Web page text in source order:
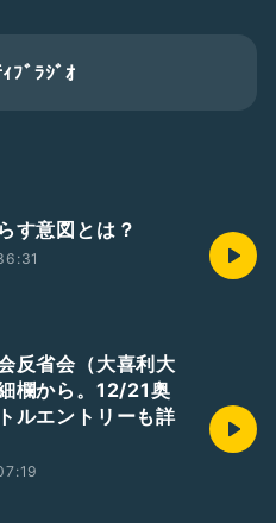
ﾌﾞﾗｼﾞｵ
す意図とは？
反省会（大喜利大
欄から。12/21奥
ルエントリーも詳